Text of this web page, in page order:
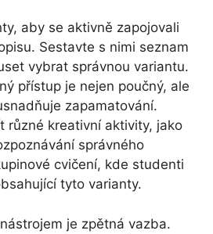
aby se aktivně zapojovali
Sestavte s nimi seznam
vybrat správnou variantu.
přístup je nejen poučný, ale
zapamatování.
různé kreativní aktivity, jako
správného
cvičení, kde studenti
tyto varianty.
je zpětná vazba.